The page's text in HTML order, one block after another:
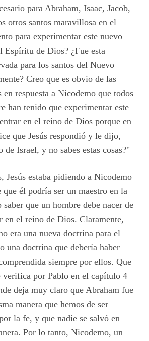
para Abraham, Isaac, Jacob,
otros santos maravillosa en el
para experimentar este nuevo
Espíritu de Dios? ¿Fue esta
para los santos del Nuevo
Creo que es obvio de las
en respuesta a Nicodemo que todos
han tenido que experimentar este
en el reino de Dios porque en
que Jesús respondió y le dijo,
de Israel, y no sabes estas cosas?"
Jesús estaba pidiendo a Nicodemo
que él podría ser un maestro en la
que un hombre debe nacer de
en el reino de Dios. Claramente,
era una nueva doctrina para el
una doctrina que debería haber
siempre por ellos. Que
verifica por Pablo en el capítulo 4
deja muy claro que Abraham fue
manera que hemos de ser
la fe, y que nadie se salvó en
Por lo tanto, Nicodemo, un